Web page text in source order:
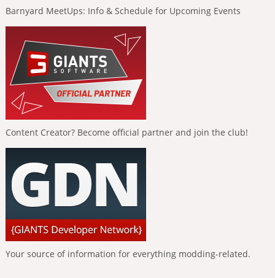
Barnyard MeetUps: Info & Schedule for Upcoming Events
Content Creator? Become official partner and join the club!
Your source of information for everything modding-related.